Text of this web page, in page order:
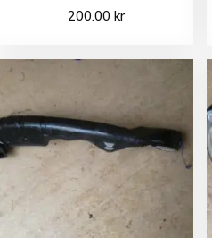
200.00kr